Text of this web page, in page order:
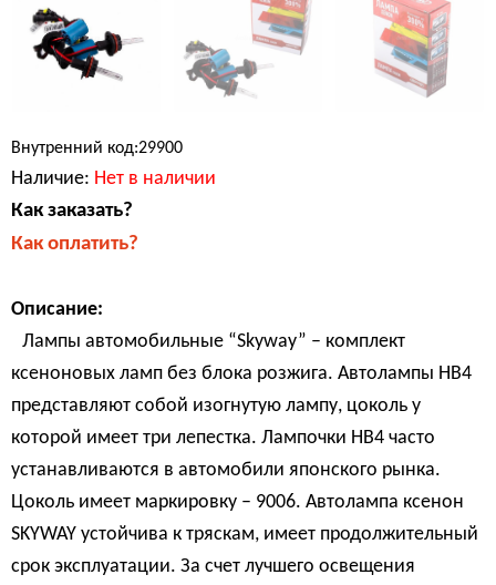
Внутренний код:29900
Наличие: Нет в наличии
Как заказать?
Как оплатить?
Описание:
Лампы автомобильные “Skyway” – комплект
ксеноновых ламп без блока розжига. Автолампы HB4
представляют собой изогнутую лампу, цоколь у
которой имеет три лепестка. Лампочки HB4 часто
устанавливаются в автомобили японского рынка.
Цоколь имеет маркировку – 9006. Автолампа ксенон
SKYWAY устойчива к тряскам, имеет продолжительный
срок эксплуатации. За счет лучшего освещения